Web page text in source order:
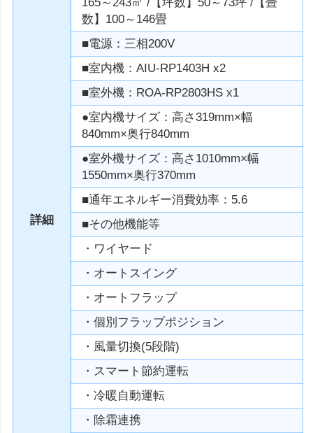
詳細
数】100～146畳
■電源：三相200V
■室内機：AIU-RP1403H x2
■室外機：ROA-RP2803HS x1
●室内機サイズ：高さ319mm×幅
840mm×奥行840mm
●室外機サイズ：高さ1010mm×幅
1550mm×奥行370mm
■通年エネルギー消費効率：5.6
■その他機能等
・ワイヤード
・オートスイング
・オートフラップ
・個別フラップポジション
・風量切換(5段階)
・スマート節約運転
・冷暖自動運転
・除霜連携